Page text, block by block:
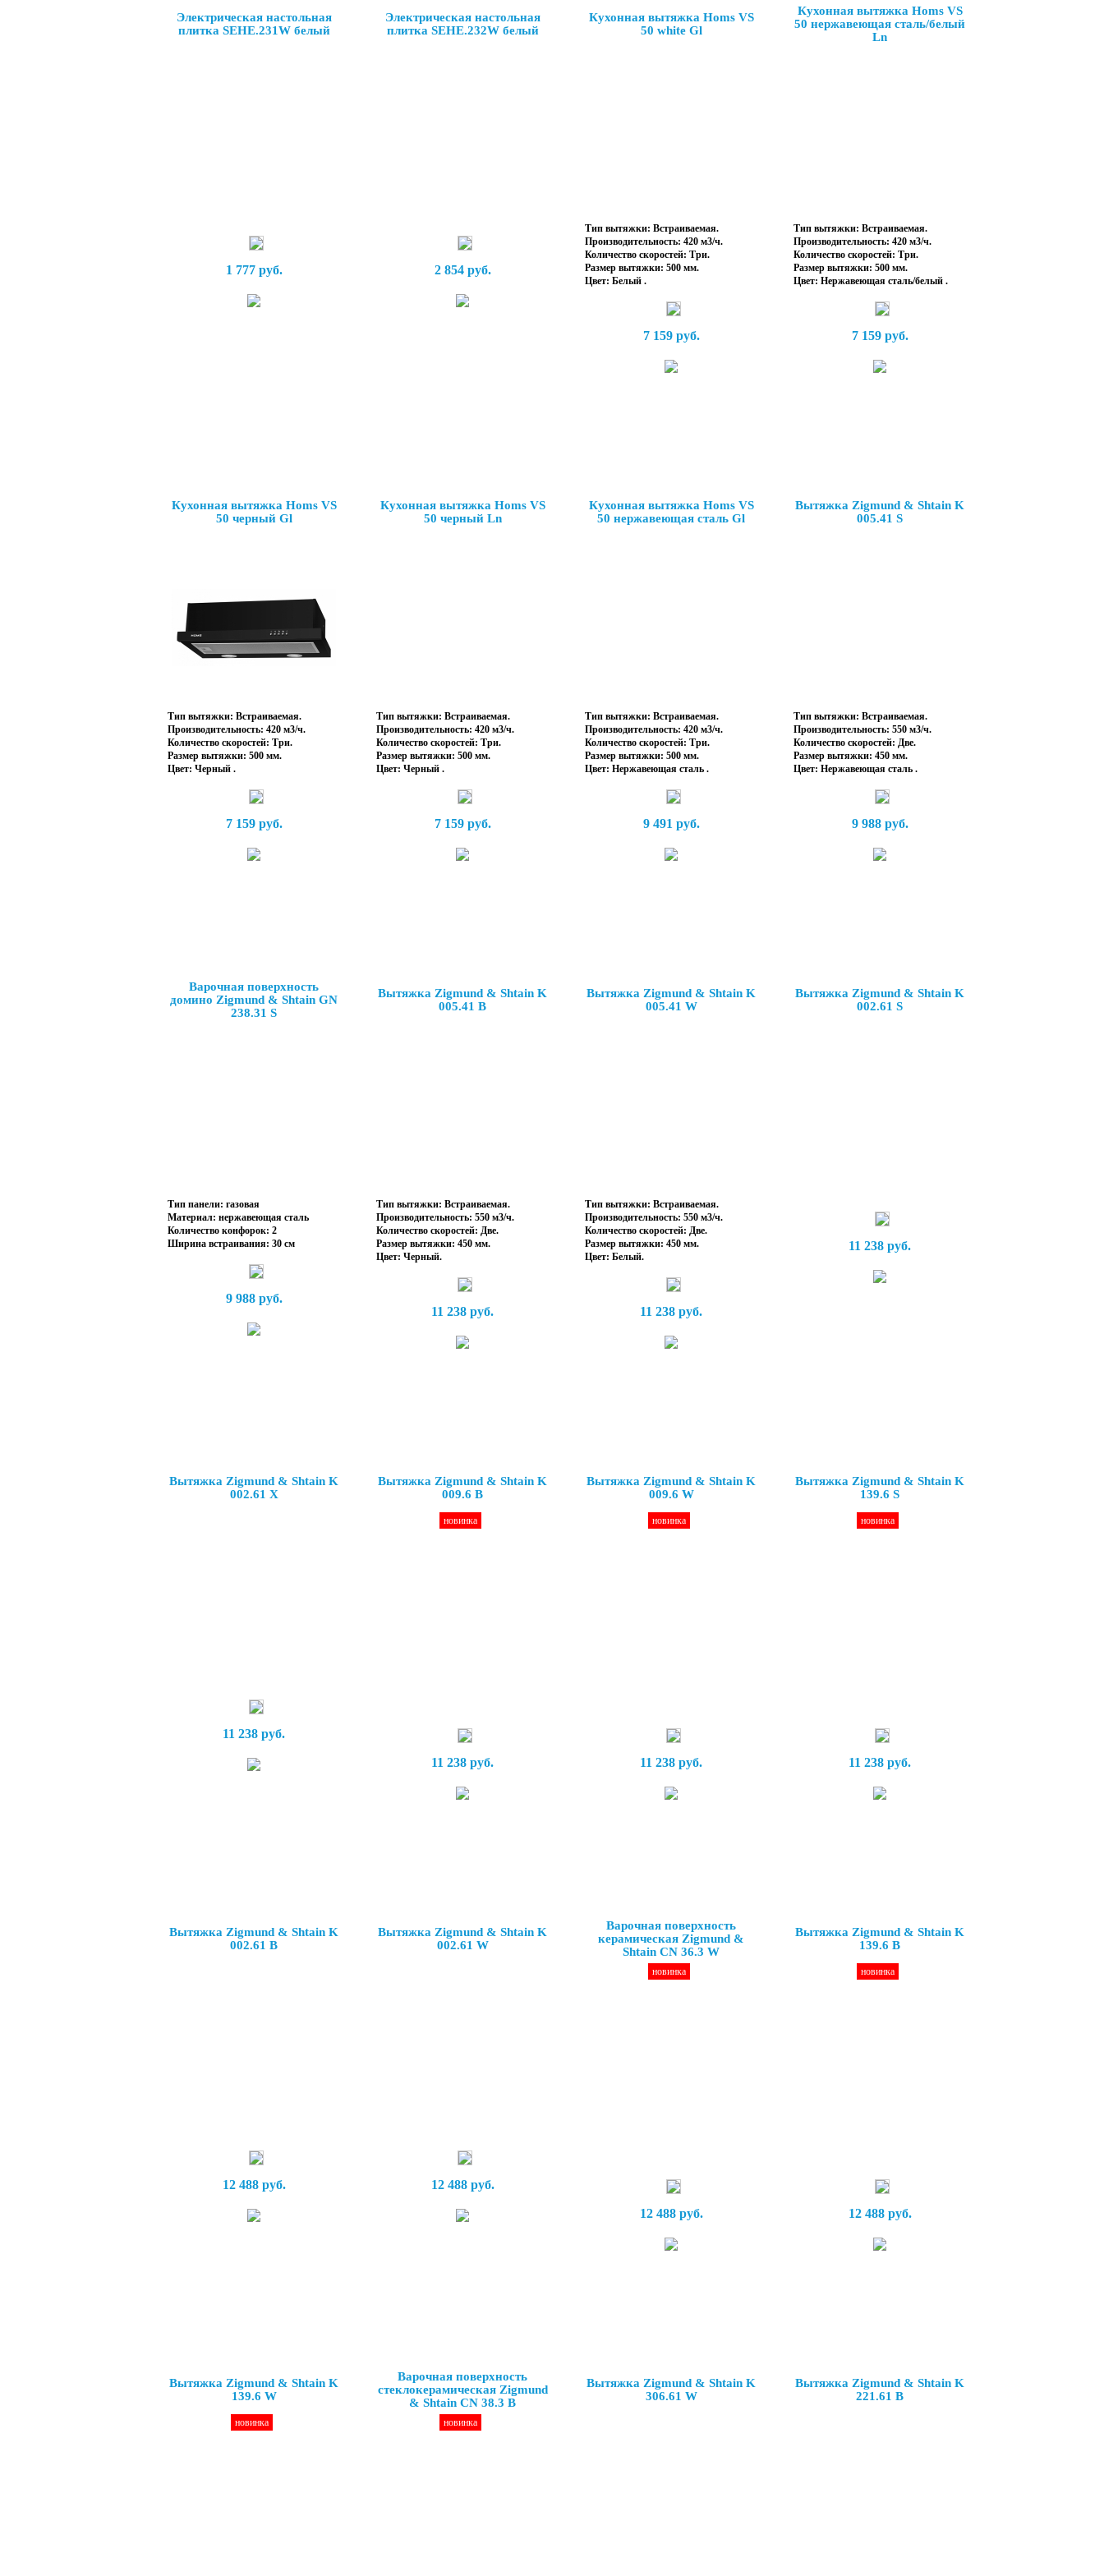
Электрическая настольная
плитка SEHE.231W белый
1 777 руб.
Электрическая настольная
плитка SEHE.232W белый
2 854 руб.
Кухонная вытяжка Homs VS
50 white Gl
Тип вытяжки: Встраиваемая.
Производительность: 420 м3/ч.
Количество скоростей: Три.
Размер вытяжки: 500 мм.
Цвет: Белый .
7 159 руб.
Кухонная вытяжка Homs VS
50 нержавеющая сталь/белый
Ln
Тип вытяжки: Встраиваемая.
Производительность: 420 м3/ч.
Количество скоростей: Три.
Размер вытяжки: 500 мм.
Цвет: Нержавеющая сталь/белый .
7 159 руб.
Кухонная вытяжка Homs VS
50 черный Gl
Тип вытяжки: Встраиваемая.
Производительность: 420 м3/ч.
Количество скоростей: Три.
Размер вытяжки: 500 мм.
Цвет: Черный .
7 159 руб.
Кухонная вытяжка Homs VS
50 черный Ln
Тип вытяжки: Встраиваемая.
Производительность: 420 м3/ч.
Количество скоростей: Три.
Размер вытяжки: 500 мм.
Цвет: Черный .
7 159 руб.
Кухонная вытяжка Homs VS
50 нержавеющая сталь Gl
Тип вытяжки: Встраиваемая.
Производительность: 420 м3/ч.
Количество скоростей: Три.
Размер вытяжки: 500 мм.
Цвет: Нержавеющая сталь .
9 491 руб.
Вытяжка Zigmund & Shtain K
005.41 S
Тип вытяжки: Встраиваемая.
Производительность: 550 м3/ч.
Количество скоростей: Две.
Размер вытяжки: 450 мм.
Цвет: Нержавеющая сталь .
9 988 руб.
Варочная поверхность
домино Zigmund & Shtain GN
238.31 S
Тип панели: газовая
Материал: нержавеющая сталь
Количество конфорок: 2
Ширина встраивания: 30 см
9 988 руб.
Вытяжка Zigmund & Shtain K
005.41 B
Тип вытяжки: Встраиваемая.
Производительность: 550 м3/ч.
Количество скоростей: Две.
Размер вытяжки: 450 мм.
Цвет: Черный.
11 238 руб.
Вытяжка Zigmund & Shtain K
005.41 W
Тип вытяжки: Встраиваемая.
Производительность: 550 м3/ч.
Количество скоростей: Две.
Размер вытяжки: 450 мм.
Цвет: Белый.
11 238 руб.
Вытяжка Zigmund & Shtain K
002.61 S
11 238 руб.
Вытяжка Zigmund & Shtain K
002.61 X
11 238 руб.
Вытяжка Zigmund & Shtain K
009.6 B
новинка
11 238 руб.
Вытяжка Zigmund & Shtain K
009.6 W
новинка
11 238 руб.
Вытяжка Zigmund & Shtain K
139.6 S
новинка
11 238 руб.
Вытяжка Zigmund & Shtain K
002.61 B
12 488 руб.
Вытяжка Zigmund & Shtain K
002.61 W
12 488 руб.
Варочная поверхность
керамическая Zigmund &
Shtain CN 36.3 W
новинка
12 488 руб.
Вытяжка Zigmund & Shtain K
139.6 B
новинка
12 488 руб.
Вытяжка Zigmund & Shtain K
139.6 W
новинка
Варочная поверхность
стеклокерамическая Zigmund
& Shtain CN 38.3 B
новинка
Вытяжка Zigmund & Shtain K
306.61 W
Вытяжка Zigmund & Shtain K
221.61 B